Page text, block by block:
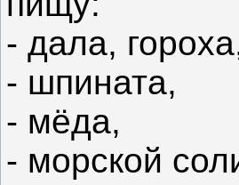
- дала,
- шпината,
- мёда,
- морской